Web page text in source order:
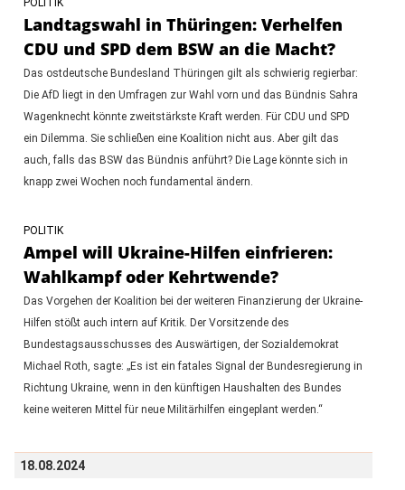
POLITIK
Landtagswahl in Thüringen: Verhelfen
CDU und SPD dem BSW an die Macht?
Das ostdeutsche Bundesland Thüringen gilt als schwierig regierbar:
Die AfD liegt in den Umfragen zur Wahl vorn und das Bündnis Sahra
Wagenknecht könnte zweitstärkste Kraft werden. Für CDU und SPD
ein Dilemma. Sie schließen eine Koalition nicht aus. Aber gilt das
auch, falls das BSW das Bündnis anführt? Die Lage könnte sich in
knapp zwei Wochen noch fundamental ändern.
POLITIK
Ampel will Ukraine-Hilfen einfrieren:
Wahlkampf oder Kehrtwende?
Das Vorgehen der Koalition bei der weiteren Finanzierung der Ukraine-
Hilfen stößt auch intern auf Kritik. Der Vorsitzende des
Bundestagsausschusses des Auswärtigen, der Sozialdemokrat
Michael Roth, sagte: „Es ist ein fatales Signal der Bundesregierung in
Richtung Ukraine, wenn in den künftigen Haushalten des Bundes
keine weiteren Mittel für neue Militärhilfen eingeplant werden.“
18.08.2024